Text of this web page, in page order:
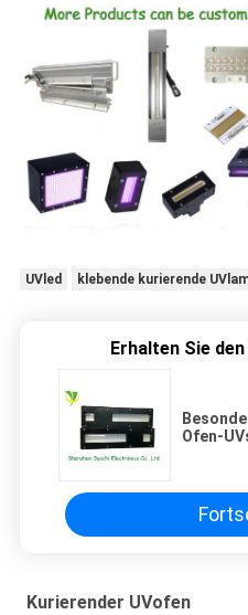
UVled klebende kurierende
Erhalten Sie
Ofen-
Kurierender UVofen